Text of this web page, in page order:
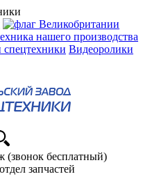
нашего производства
Видеоролики
(звонок бесплатный)
отдел запчастей